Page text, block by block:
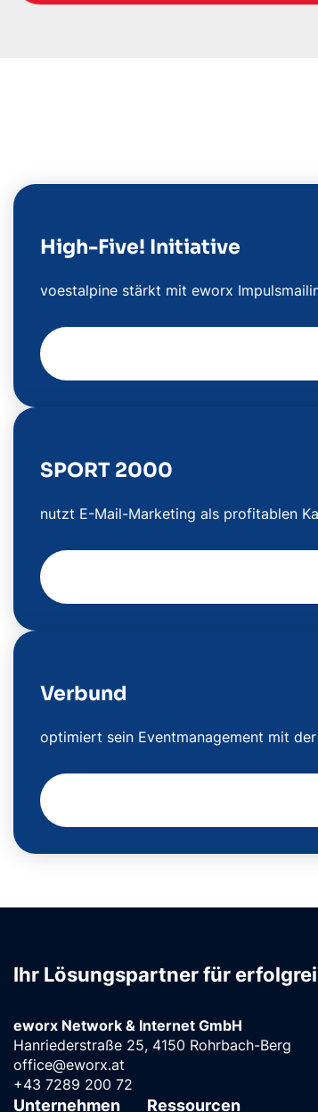
High-Five! Initiative
voestalpine stärkt mit eworx
SPORT 2000
nutzt E-Mail-Marketing als profitablen
Verbund
optimiert sein Eventmanagement mit
Ihr Lösungspartner für
eworx Network & Internet GmbH
Hanriederstraße 25, 4150 Rohrbach-Berg
office@eworx.at
+43 7289 200 72
Unternehmen Ressourcen